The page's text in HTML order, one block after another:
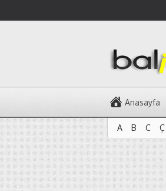
Anasayfa
A B C Ç
A
B C Ç